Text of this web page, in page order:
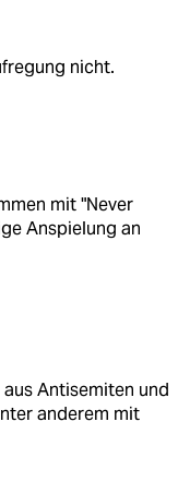
nicht.
mit "Never
Anspielung an
Antisemiten und
anderem mit